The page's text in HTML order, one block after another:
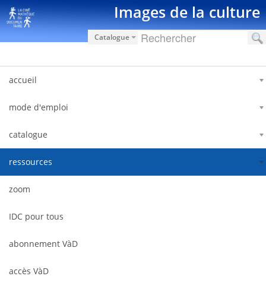
Saut au contenu Images de la culture
Catalogue
accueil
mode d'emploi
catalogue
ressources
zoom
IDC pour tous
abonnement VàD
accès VàD